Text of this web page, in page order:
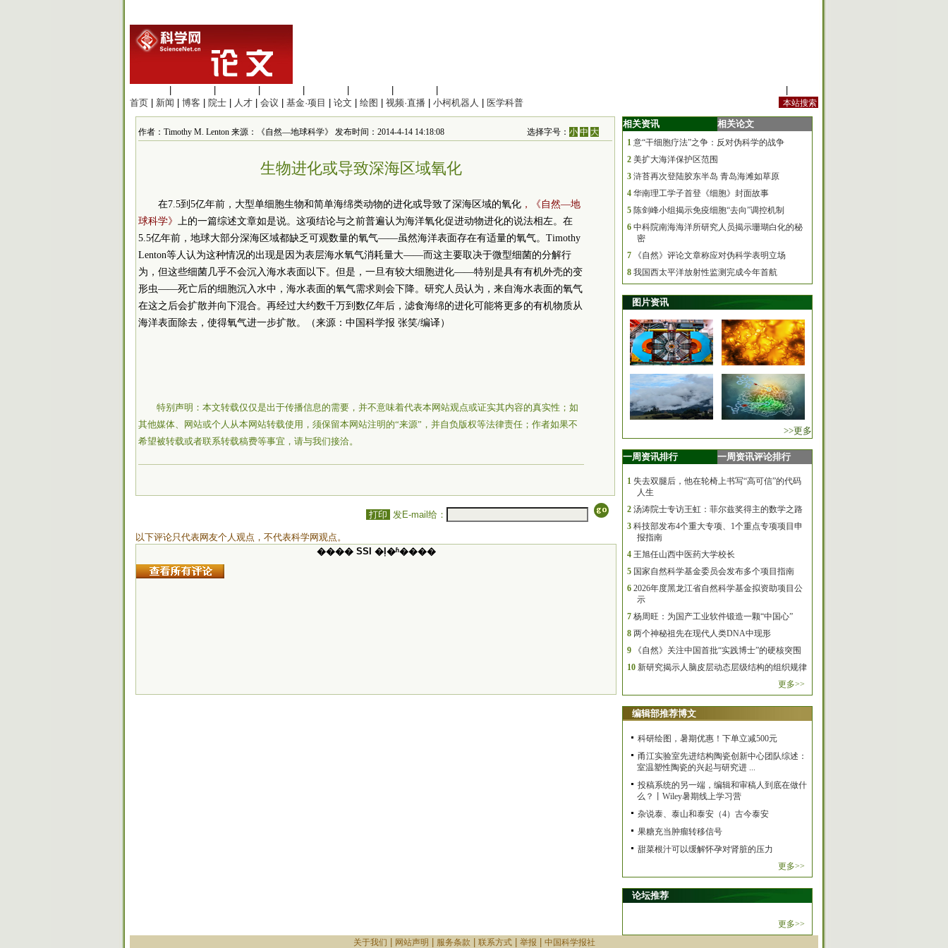
首页
新闻 博客 院士 人才 会议 基金·项目 论文 绘图 视频·直播 小柯机器人 医学科普
作者：Timothy M. Lenton 来源：《自然—地球科学》 发布时间：2014-4-14 14:18:08 选择字号：小 中 大
生物进化或导致深海区域氧化
在7.5到5亿年前，大型单细胞生物和简单海绵类动物的进化或导致了深海区域的氧化 ，《自然—地
球科学》 上的一篇综述文章如是说。这项结论与之前普遍认为海洋氧化促进动物进化的说法相左。在
5.5亿年前，地球大部分深海区域都缺乏可观数量的氧气——虽然海洋表面存在有适量的氧气。Timothy
Lenton等人认为这种情况的出现是因为表层海水氧气消耗量大——而这主要取决于微型细菌的分解行
为，但这些细菌几乎不会沉入海水表面以下。但是，一旦有较大细胞进化——特别是具有有机外壳的变
形虫——死亡后的细胞沉入水中，海水表面的氧气需求则会下降。研究人员认为，来自海水表面的氧气
在这之后会扩散并向下混合。再经过大约数千万到数亿年后，滤食海绵的进化可能将更多的有机物质从
海洋表面除去，使得氧气进一步扩散。（来源：中国科学报 张笑/编译）
特别声明：本文转载仅仅是出于传播信息的需要，并不意味着代表本网站观点或证实其内容的真实性；如
其他媒体、网站或个人从本网站转载使用，须保留本网站注明的“来源”，并自负版权等法律责任；作者如果不
希望被转载或者联系转载稿费等事宜，请与我们接洽。
打印 发E-mail给：
以下评论只代表网友个人观点，不代表科学网观点。
���� SSI �ļ�ʱ����
相关资讯 相关论文
1 意“干细胞疗法”之争：反对伪科学的战争
2 美扩大海洋保护区范围
3 浒苔再次登陆胶东半岛 青岛海滩如草原
4 华南理工学子首登《细胞》封面故事
5 陈剑峰小组揭示免疫细胞“去向”调控机制
6 中科院南海海洋所研究人员揭示珊瑚白化的秘
密
7
《自然》评论文章称应对伪科学表明立场
8 我国西太平洋放射性监测完成今年首航
图片资讯
>>更多
一周资讯排行 一周资讯评论排行
1 失去双腿后，他在轮椅上书写“高可信”的代码
人生
2 汤涛院士专访王虹：菲尔兹奖得主的数学之路
3 科技部发布4个重大专项、1个重点专项项目申
报指南
4 王旭任山西中医药大学校长
5 国家自然科学基金委员会发布多个项目指南
6 2026年度黑龙江省自然科学基金拟资助项目公
示
7 杨周旺：为国产工业软件锻造一颗“中国心”
8 两个神秘祖先在现代人类DNA中现形
9
《自然》关注中国首批“实践博士”的硬核突围
10 新研究揭示人脑皮层动态层级结构的组织规律
更多>>
编辑部推荐博文
科研绘图，暑期优惠！下单立减500元
甬江实验室先进结构陶瓷创新中心团队综述：
室温塑性陶瓷的兴起与研究进 ...
投稿系统的另一端，编辑和审稿人到底在做什
么？丨Wiley暑期线上学习营
杂说泰、泰山和泰安（4）古今泰安
果糖充当肿瘤转移信号
甜菜根汁可以缓解怀孕对肾脏的压力
更多>>
论坛推荐
更多>>
关于我们
网站声明 服务条款 联系方式| 举报 中国科学报社